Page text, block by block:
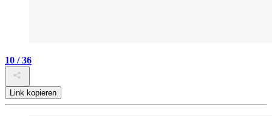
10 / 36
Link kopieren